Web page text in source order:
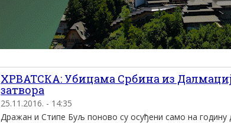
ХРВАТСКА: Убицама Србина из
затвора
25.11.2016. - 14:35
Дражан и Стипе Буљ поново су осуђени само на годину